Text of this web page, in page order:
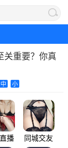
关重要？你真
中 小
播 同城交友